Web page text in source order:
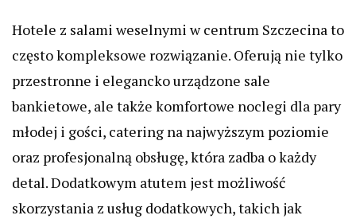
Hotele z salami weselnymi w centrum Szczecina to
często kompleksowe rozwiązanie. Oferują nie tylko
przestronne i elegancko urządzone sale
bankietowe, ale także komfortowe noclegi dla pary
młodej i gości, catering na najwyższym poziomie
oraz profesjonalną obsługę, która zadba o każdy
detal. Dodatkowym atutem jest możliwość
skorzystania z usług dodatkowych, takich jak